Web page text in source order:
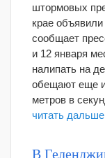
штормовых
крае
сообщает
и 12 января
налипать на
обещают еще
метров в
читать
В